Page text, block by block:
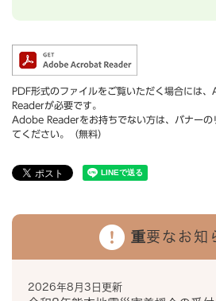
PDF形式のファイルをご覧いただく場合には
Readerが必要です。
Adobe Readerをお持ちでない方は、バナーの
てください。（無料）
重要なお知
2026年8月3日更新